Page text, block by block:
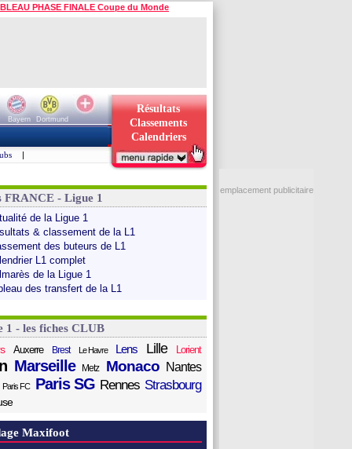
PHASE FINALE Coupe du Monde
Bayern
Dortmund
Résultats
Classements
Calendriers
|
FRANCE - Ligue 1
de la Ligue 1
& classement de la L1
des buteurs de L1
L1 complet
de la Ligue 1
des transfert de la L1
1 - les fiches CLUB
Auxerre Brest Le Havre Lens Lille Lorient
Marseille Metz Monaco Nantes
Paris FC Paris SG Rennes Strasbourg
Maxifoot
emplacement publicitaire